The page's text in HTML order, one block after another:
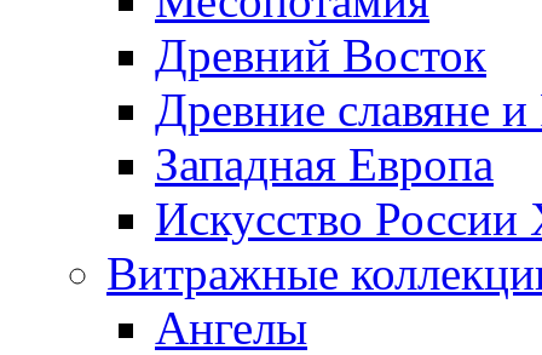
Древний Восток
Древние славяне и
Западная Европа
Искусство
Витражные
Ангелы